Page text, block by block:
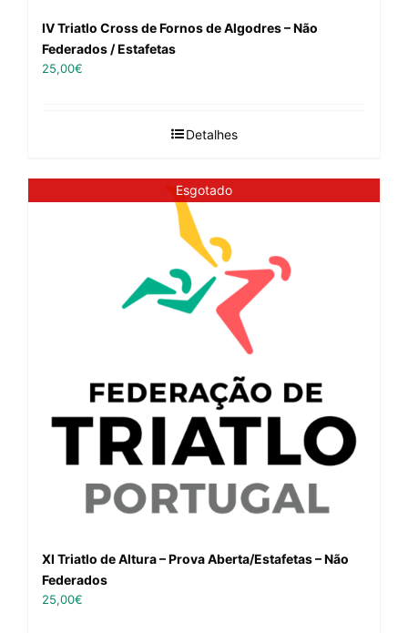
IV Triatlo Cross de Fornos de Algodres – Não
Federados / Estafetas
25,00€
Detalhes
Esgotado
XI Triatlo de Altura – Prova Aberta/Estafetas – Não
Federados
25,00€